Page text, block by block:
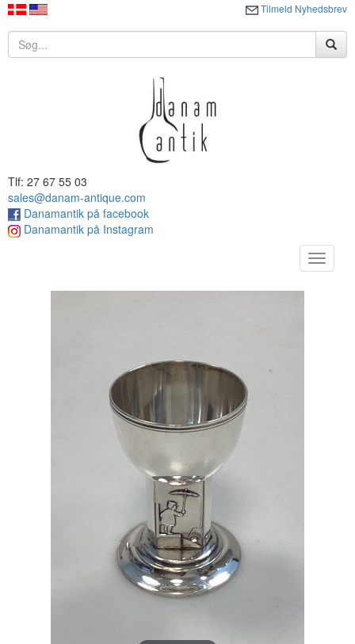
Tilmeld Nyhedsbrev
Tlf: 27 67 55 03
sales@danam-antique.com
Danamantik på facebook
Danamantik på Instagram
Toggle